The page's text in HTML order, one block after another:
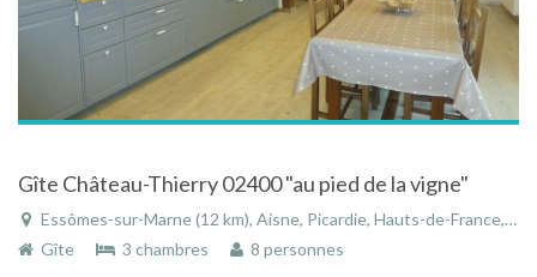
Gîte Château-Thierry 02400 "au pied de la vigne"
Essômes-sur-Marne (12 km), Aisne, Picardie, Hauts-de-France, France
Gîte
3 chambres 8 personnes